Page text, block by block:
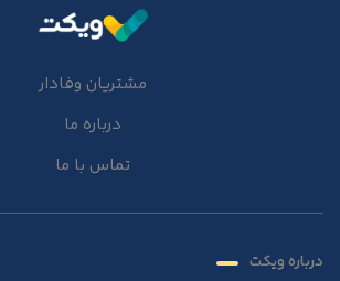
مشتریان وفادار
درباره ما
تماس با ما
درباره ویکت